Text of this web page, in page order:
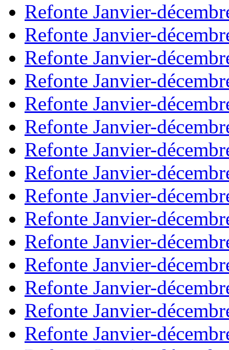
Refonte Janvier-
Refonte Janvier-
Refonte Janvier-
Refonte Janvier-
Refonte Janvier-
Refonte Janvier-
Refonte Janvier-
Refonte Janvier-
Refonte Janvier-
Refonte Janvier-
Refonte Janvier-
Refonte Janvier-
Refonte Janvier-
Refonte Janvier-
Refonte Janvier-